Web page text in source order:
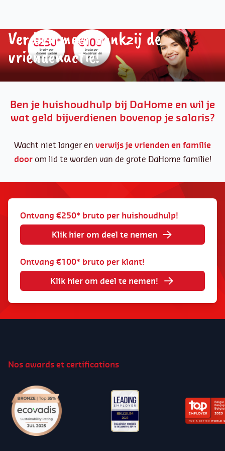
Verdien meer dankzij de
vriendenactie!
Ben je huishoudhulp bij DaHome en wil je
wat geld bijverdienen bovenop je salaris?
Wacht niet langer en verwijs je vrienden en familie
doorom lid te worden van de grote DaHome familie!
Ontvang €250* bruto per huishoudhulp!
Klik hier om deel te nemen
Ontvang €100* bruto per klant!
Klik hier om deel te nemen!
Nos awards et certifications